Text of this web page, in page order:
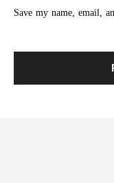
Save my name, email,